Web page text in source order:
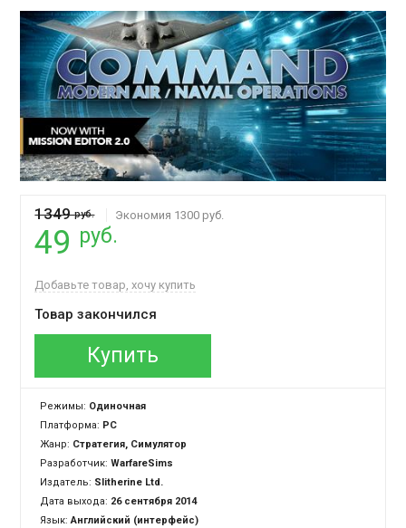
1349руб. Экономия 1300 руб.
49 руб.
Добавьте товар, хочу купить
Товар закончился
Купить
Режимы: Одиночная
Платформа: PC
Жанр: Стратегия, Симулятор
Разработчик:WarfareSims
Издатель: Slitherine Ltd.
Дата выхода: 26 сентября 2014
Язык:Английский (интерфейс)